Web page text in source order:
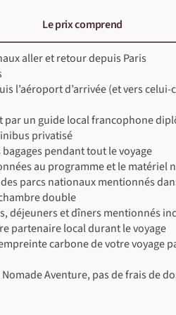
Le prix comprend
aller et retour depuis Paris
l’aéroport d’arrivée (et vers
par un guide local francophone
privatisé
pendant tout le voyage
au programme et le matériel
parcs nationaux mentionnés
double
déjeuners et dîners mentionnés
partenaire local durant le voyage
carbone de votre voyage
Aventure, pas de frais de